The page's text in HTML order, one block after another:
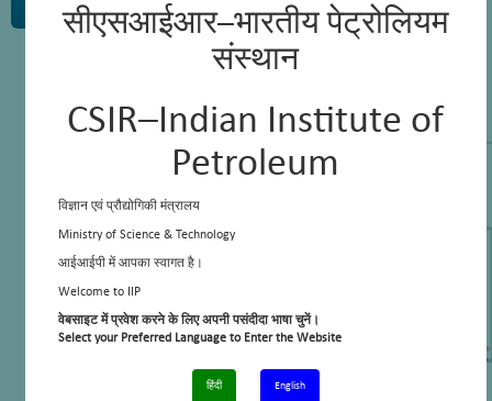
सीएसआईआर–भारतीय पेट्रोलियम
संस्थान
CSIR–Indian Institute of
Petroleum
विज्ञान एवं प्रौद्योगिकी मंत्रालय
Ministry of Science & Technology
आईआईपी में आपका स्वागत है।
Welcome to IIP
वेबसाइट में प्रवेश करने के लिए अपनी पसंदीदा भाषा चुनें।
Select your Preferred Language to Enter the Website
हिंदी English
Sweetening